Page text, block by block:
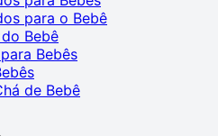
para o Bebê
Bebê
Bebês
de Bebê